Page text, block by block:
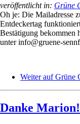
veröffentlicht in: Grüne
Oh je: Die Mailadresse
Entdeckertag
Bestätigung bekommen
unter info@gruene-
Weiter auf Grüne
Danke Marion!